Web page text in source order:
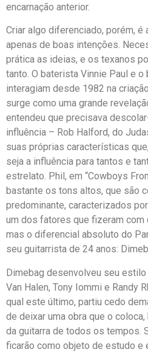
encarnação anterior.
Criar algo diferenciado, porém, é
apenas de boas intenções.
prática as ideias, e os texanos
tanto. O baterista Vinnie Paul e o
interagiam desde 1982 na
surge como uma grande
entendeu que precisava
influência – Rob Halford, do
suas próprias características
seja a influência para tantos e
estrelato. Phil, em “Cowboys
bastante os tons altos, que são
predominante, caracterizados
um dos fatores que fizeram com
mas o diferencial absoluto do
seu guitarrista de 24 anos:
Dimebag desenvolveu seu estilo
Van Halen, Tony Iommi e Randy
qual este último, partiu cedo
de deixar uma obra que o
da guitarra de todos os tempos.
ficarão como objeto de estudo